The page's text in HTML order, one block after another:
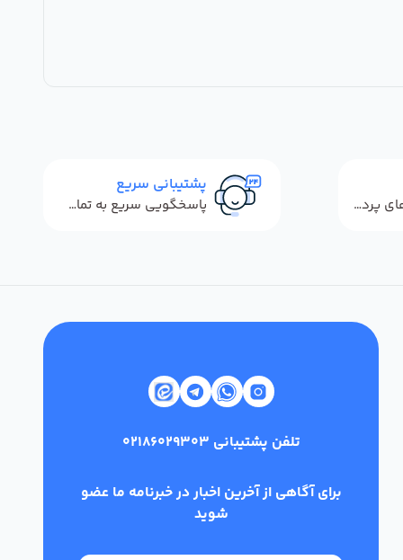
استفاده از روش‌های پرداخت امن
پشتیبانی سریع
پاسخگویی سریع به تماس‌ها و پیام‌ها
تلفن پشتیبانی 02186029303
برای آگاهی از آخرین اخبار در خبرنامه ما عضو
شوید